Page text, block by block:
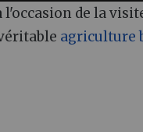
l'occasion de la
agriculture